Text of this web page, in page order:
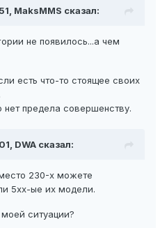
MaksMMS сказал:
не появилось...а чем
есть что-то стоящее своих
предела совершенству.
DWA сказал:
230-х можете
5хх-ые их модели.
ситуации?